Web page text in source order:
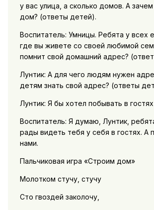
у вас улица, а сколько домов. А
дом? (ответы детей).
Воспитатель: Умницы. Ребята у всех
где вы живете со своей любимой
помнит свой домашний адрес?
Лунтик: А для чего людям нужен
детям знать свой адрес? (ответы
Лунтик: Я бы хотел побывать в
Воспитатель: Я думаю, Лунтик,
рады видеть тебя у себя в гостях. А
нами.
Пальчиковая игра «Строим дом»
Молотком стучу, стучу
Сто гвоздей заколочу,